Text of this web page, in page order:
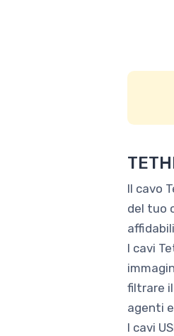
Il cavo
del tuo
I cavi
filtrare
agenti
I cavi